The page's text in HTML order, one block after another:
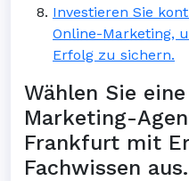
Investieren Sie
Online-Marketing,
Erfolg zu sichern.
Wählen Sie
Marketing-
Frankfurt mit
Fachwissen aus.